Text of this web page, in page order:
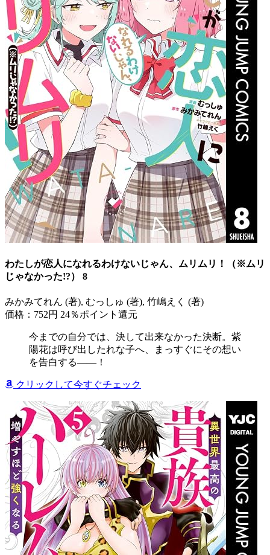
わたしが恋人になれるわけないじゃん、ムリムリ！（※ムリ
じゃなかった!?） 8
みかみてれん (著), むっしゅ (著), 竹嶋えく (著)
価格：752円 24％ポイント還元
今までの自分では、決して出来なかった決断。紫
陽花は呼び出したれな子へ、まっすぐにその想い
を告白する――！
クリックして今すぐチェック